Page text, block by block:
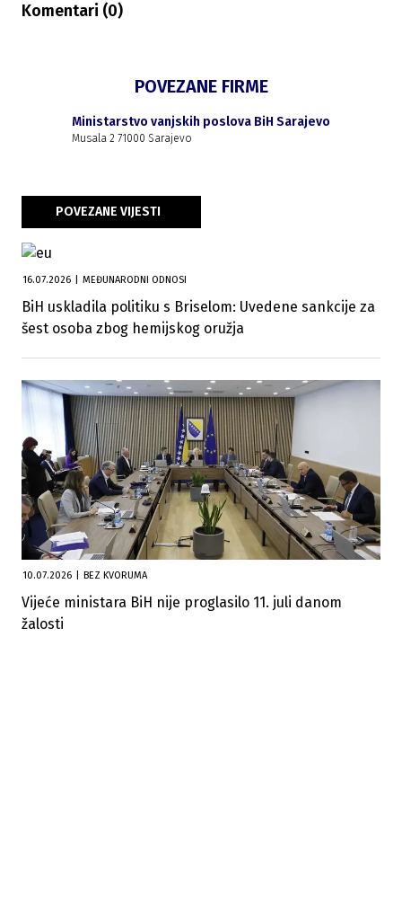
Komentari (0)
POVEZANE FIRME
Ministarstvo vanjskih poslova BiH Sarajevo
Musala 2 71000 Sarajevo
POVEZANE VIJESTI
16.07.2026 MEĐUNARODNI ODNOSI
BiH uskladila politiku s Briselom: Uvedene sankcije za
šest osoba zbog hemijskog oružja
10.07.2026 BEZ KVORUMA
Vijeće ministara BiH nije proglasilo 11. juli danom
žalosti